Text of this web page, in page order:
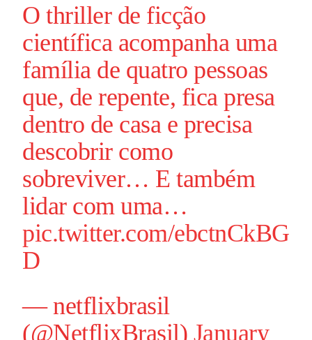
O thriller de ficção
científica acompanha uma
família de quatro pessoas
que, de repente, fica presa
dentro de casa e precisa
descobrir como
sobreviver… E também
lidar com uma…
pic.twitter.com/ebctnCkBG
D
— netflixbrasil
(@NetflixBrasil) January